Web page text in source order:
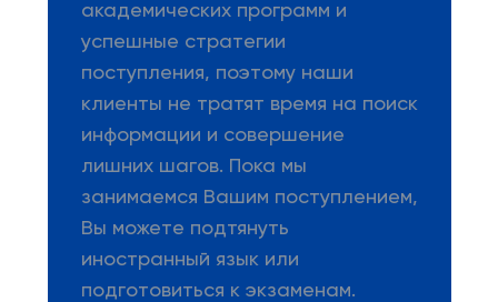
академических программ и
успешные стратегии
поступления, поэтому наши
клиенты не тратят время на поиск
информации и совершение
лишних шагов. Пока мы
занимаемся Вашим поступлением,
Вы можете подтянуть
иностранный язык или
подготовиться к экзаменам.